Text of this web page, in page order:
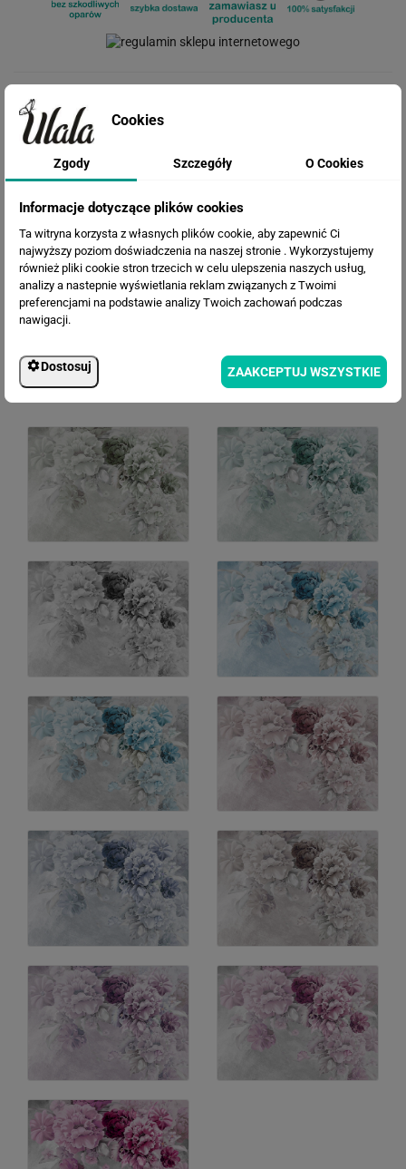
Rabat:
Cena po rabacie:
WERSJE KOLORYSTYCZNE
Cookies
Zgody Szczegóły O Cookies
Informacje dotyczące plików cookies
Ta witryna korzysta z własnych plików cookie, aby zapewnić Ci
najwyższy poziom doświadczenia na naszej stronie . Wykorzystujemy
również pliki cookie stron trzecich w celu ulepszenia naszych usług,
analizy a nastepnie wyświetlania reklam związanych z Twoimi
preferencjami na podstawie analizy Twoich zachowań podczas
nawigacji.
Dostosuj ZAAKCEPTUJ WSZYSTKIE